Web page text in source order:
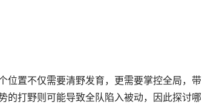
位置不仅需要清野发育，更需要掌控全局，带
的打野则可能导致全队陷入被动，因此探讨哪